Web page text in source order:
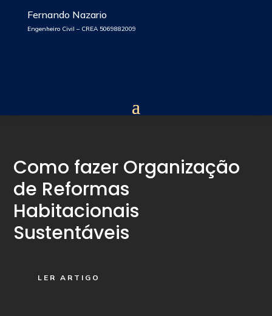
Fernando Nazario
Engenheiro Civil – CREA 5069882009
Como fazer Organização
de Reformas
Habitacionais
Sustentáveis
LER ARTIGO